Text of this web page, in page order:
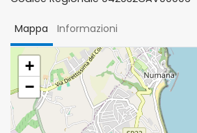
Mappa Informazioni
+
−